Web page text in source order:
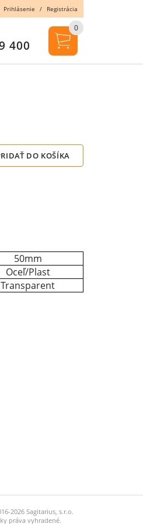
DO KOŠÍKA
50mm
Oceľ/Plast
Transparent
2026 Sagitarius, s.r.o.
práva vyhradené.
Prihlásenie / Registrácia
400
0